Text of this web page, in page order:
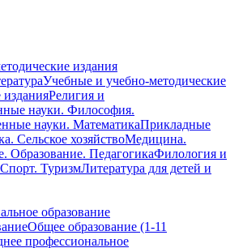
издания
Учебные и учебно-методические
Религия и
науки. Философия.
науки. МатематикаПрикладные
Сельское хозяйствоМедицина.
Образование. ПедагогикаФилология и
ТуризмЛитература для детей и
образование
Общее образование (1-11
профессиональное